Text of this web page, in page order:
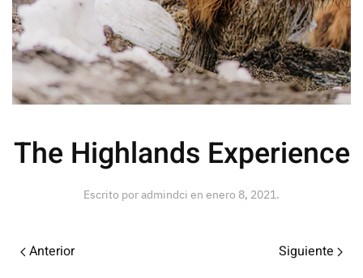
The Highlands Experience
Escrito poradmindci en enero 8, 2021.
Anterior Siguiente